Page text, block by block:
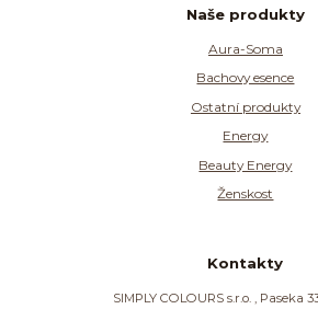
Naše produkty
Aura-Soma
Bachovy esence
Ostatní produkty
Energy
Beauty Energy
Ženskost
Kontakty
SIMPLY COLOURS s.r.o. , Paseka